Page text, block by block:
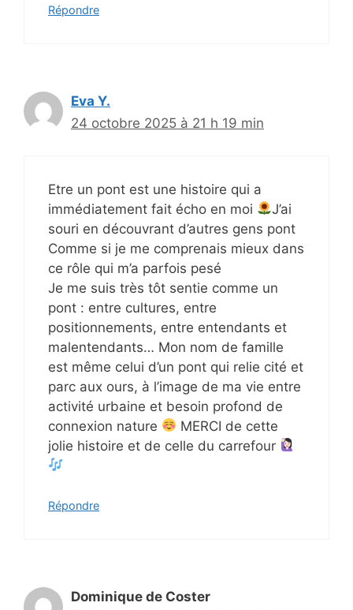
Répondre
Eva Y.
24 octobre 2025 à 21 h 19 min
Etre un pont est une histoire qui a
immédiatement fait écho en moi
J’ai
souri en découvrant d’autres gens pont
Comme si je me comprenais mieux dans
ce rôle qui m’a parfois pesé
Je me suis très tôt sentie comme un
pont : entre cultures, entre
positionnements, entre entendants et
malentendants… Mon nom de famille
est même celui d’un pont qui relie cité et
parc aux ours, à l’image de ma vie entre
activité urbaine et besoin profond de
connexion nature
MERCI de cette
jolie histoire et de celle du carrefour
Répondre
Dominique de Coster